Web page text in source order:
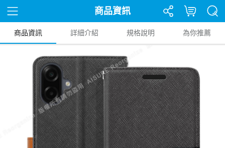
商品資訊
商品資訊 詳細介紹 規格說明 為你推薦